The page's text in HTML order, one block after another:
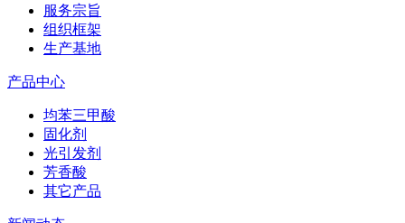
服务宗旨
组织框架
生产基地
产品中心
均苯三甲酸
固化剂
光引发剂
芳香酸
其它产品